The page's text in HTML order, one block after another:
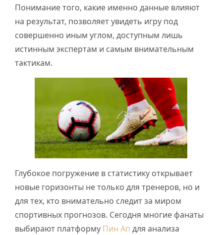
Понимание того, какие именно данные влияют
на результат, позволяет увидеть игру под
совершенно иным углом, доступным лишь
истинным экспертам и самым внимательным
тактикам.
Глубокое погружение в статистику открывает
новые горизонты не только для тренеров, но и
для тех, кто внимательно следит за миром
спортивных прогнозов. Сегодня многие фанаты
выбирают платформу Пин Ап для анализа